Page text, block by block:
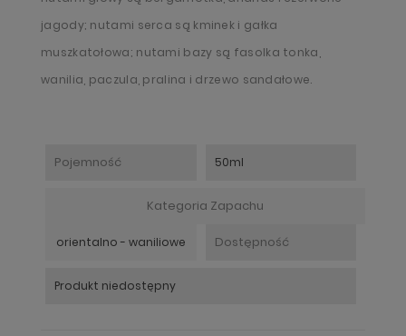
jagody; nutami serca są kminek i gałka
muszkatołowa; nutami bazy są fasolka tonka,
wanilia, paczula, pralina i drzewo sandałowe.
Pojemność 50ml
Kategoria Zapachu
orientalno - waniliowe Dostępność
Produkt niedostępny